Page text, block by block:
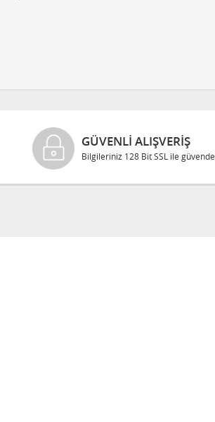
GÜVENLI ALIŞVERIŞ
Bilgileriniz 128 Bit SSL ile güvende